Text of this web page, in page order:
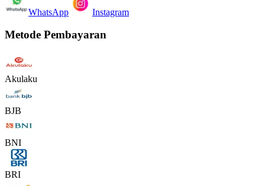
WhatsApp Instagram
Metode Pembayaran
Akulaku
BJB
BNI
BRI